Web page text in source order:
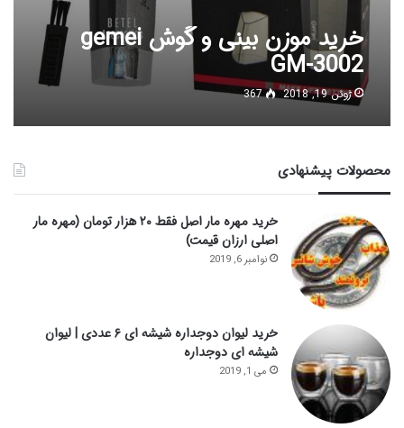
خرید موزن بینی و گوش gemei
GM-3002
ژوئن 19, 2018 367
محصولات پیشنهادی
خرید مهره مار اصل فقط ۲۰ هزار تومان (مهره مار
اصلی ارزان قیمت)
نوامبر 6, 2019
خرید لیوان دوجداره شیشه ای ۶ عددی | لیوان
شیشه ای دوجداره
می 1, 2019